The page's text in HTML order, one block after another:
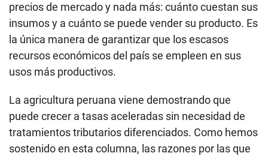
precios de mercado y nada más: cuánto cuestan sus
insumos y a cuánto se puede vender su producto. Es
la única manera de garantizar que los escasos
recursos económicos del país se empleen en sus
usos más productivos.
La agricultura peruana viene demostrando que
puede crecer a tasas aceleradas sin necesidad de
tratamientos tributarios diferenciados. Como hemos
sostenido en esta columna, las razones por las que